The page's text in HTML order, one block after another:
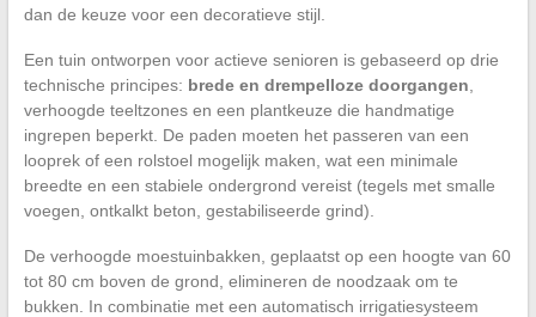
dan de keuze voor een decoratieve stijl.
Een tuin ontworpen voor actieve senioren is gebaseerd op drie
technische principes: brede en drempelloze doorgangen
verhoogde teeltzones en een plantkeuze die handmatige
ingrepen beperkt. De paden moeten het passeren van een
looprek of een rolstoel mogelijk maken, wat een minimale
breedte en een stabiele ondergrond vereist (tegels met smalle
voegen, ontkalkt beton, gestabiliseerde grind).
De verhoogde moestuinbakken, geplaatst op een hoogte van 60
tot 80 cm boven de grond, elimineren de noodzaak om te
bukken. In combinatie met een automatisch irrigatiesysteem